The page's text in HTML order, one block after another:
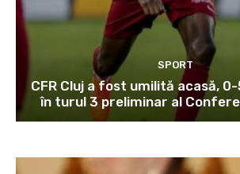
SPORT
CFR Cluj a fost umilită acasă,
în turul 3 preliminar al